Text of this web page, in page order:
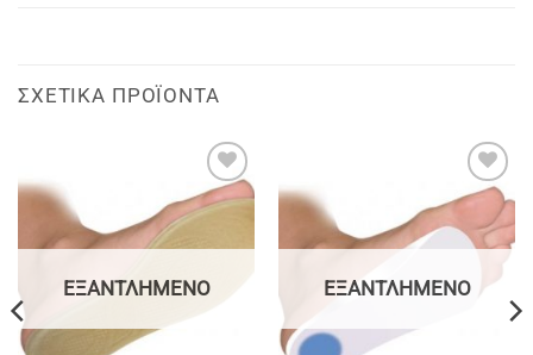
ΣΧΕΤΙΚΆ ΠΡΟΪΌΝΤΑ
Add to
wishlist
ΕΞΑΝΤΛΗΜΈΝΟ
Add to
wishlist
ΕΞΑΝΤΛΗΜΈΝΟ